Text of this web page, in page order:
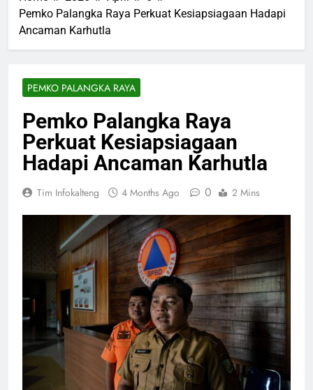
Pemko Palangka Raya Perkuat Kesiapsiagaan Hadapi
Ancaman Karhutla
PEMKO PALANGKA RAYA
Pemko Palangka Raya
Perkuat Kesiapsiagaan
Hadapi Ancaman Karhutla
Tim Infokalteng 4 Months Ago 0 2 Mins